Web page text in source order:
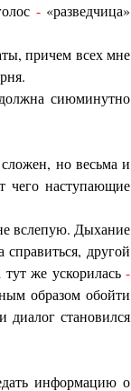
-«разведчица»
причем всех мне
сиюминутно
но весьма и
чего наступающие
вслепую. Дыхание
другой
же ускорилась -
образом обойти
диалог становился
информацию о